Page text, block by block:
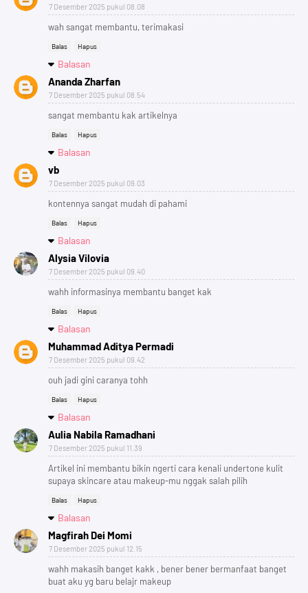
7 Desember 2025 pukul 08.08
wah sangat membantu, terimakasi
Balas Hapus
Balasan
Ananda Zharfan
7 Desember 2025 pukul 08.54
sangat membantu kak artikelnya
Balas Hapus
Balasan
vb
7 Desember 2025 pukul 09.03
kontennya sangat mudah di pahami
Balas Hapus
Balasan
Alysia Vilovia
7 Desember 2025 pukul 09.40
wahh informasinya membantu banget kak
Balas Hapus
Balasan
Muhammad Aditya Permadi
7 Desember 2025 pukul 09.42
ouh jadi gini caranya tohh
Balas Hapus
Balasan
Aulia Nabila Ramadhani
7 Desember 2025 pukul 11.39
Artikel ini membantu bikin ngerti cara kenali undertone kulit
supaya skincare atau makeup-mu nggak salah pilih
Balas Hapus
Balasan
Magfirah Dei Momi
7 Desember 2025 pukul 12.15
wahh makasih banget kakk , bener bener bermanfaat banget
buat aku yg baru belajr makeup